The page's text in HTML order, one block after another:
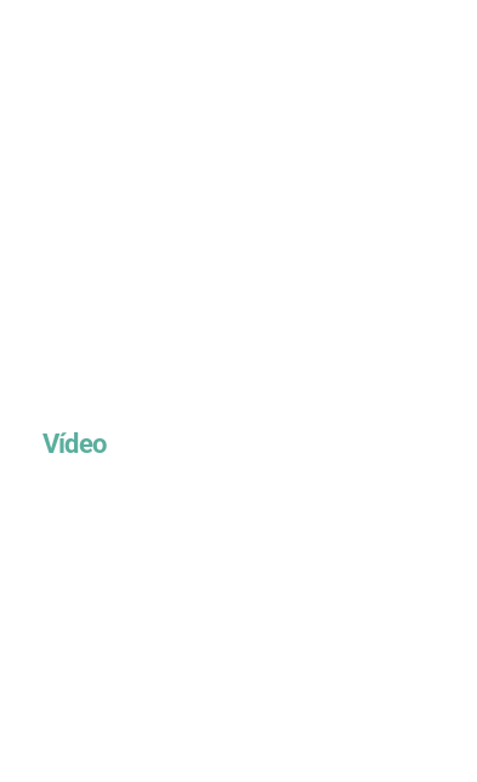
Vídeo